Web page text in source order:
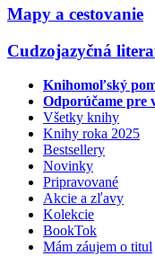
Mapy a cestovanie
Cudzojazyčná
Knihomoľský
Odporúčame pre
Všetky knihy
Knihy roka 2025
Bestsellery
Novinky
Pripravované
Akcie a zľavy
Kolekcie
BookTok
Mám záujem o titul